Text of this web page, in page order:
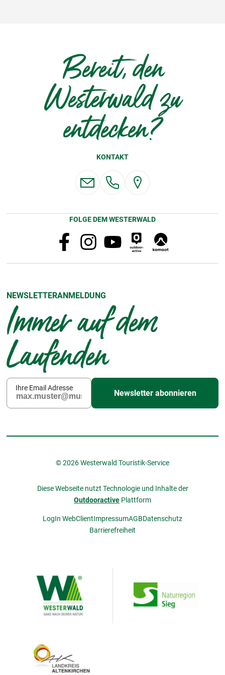
Bereit, den
Westerwald zu
entdecken?
KONTAKT
FOLGE DEM WESTERWALD
NEWSLETTERANMELDUNG
Immer auf dem
Laufenden
Ihre Email Adresse
Newsletter abonnieren
© 2026 Westerwald Touristik-Service
Diese Webseite nutzt Technologie und Inhalte der
Outdooractive Plattform
LogIn WebClientImpressumAGBDatenschutz
Barrierefreiheit